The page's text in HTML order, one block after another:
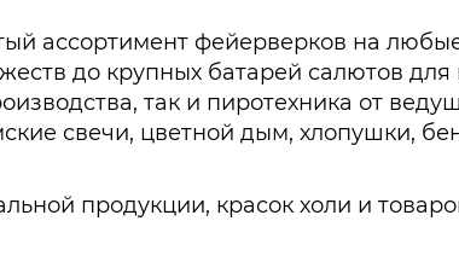
ассортимент фейерверков на
до крупных батарей салютов
так и пиротехника от
свечи, цветной дым, хлопушки,
продукции, красок холи и